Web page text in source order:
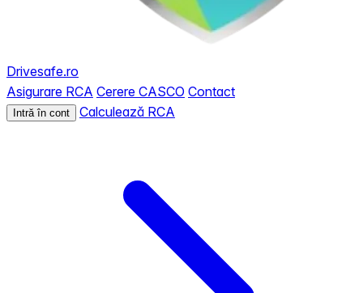
Drivesafe.ro
Asigurare RCA Cerere CASCO Contact
Intră în cont Calculează RCA